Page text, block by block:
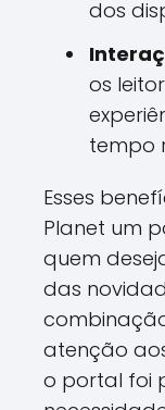
dos
os
tempo
Esses
Planet um
quem
das
atenção
o portal foi